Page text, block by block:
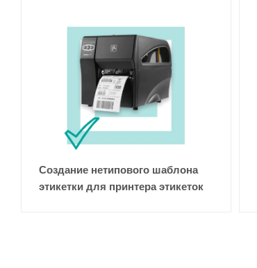
Создание нетипового шаблона
этикетки для принтера этикеток